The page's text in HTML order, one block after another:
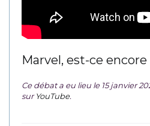
Marvel, est-ce
Ce débat a eu lieu le 15 janvier
surYouTube.